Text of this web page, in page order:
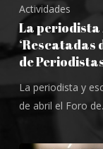
Actividades
La periodista
‘Rescatadas
de
La periodista y
de abril el Foro